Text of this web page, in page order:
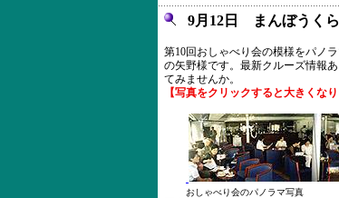
9月12日 まんぼうく
第10回おしゃべり会の模様をパノ
の矢野様です。最新クルーズ情報
てみませんか。
【写真をクリックすると大きくなり
おしゃべり会のパノラマ写真